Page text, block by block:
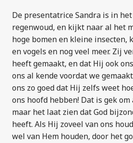
De presentatrice Sandra is in
regenwoud, en kijkt naar al het
hoge bomen en kleine insecten,
en vogels en nog veel meer. Zij
heeft gemaakt, en dat Hij ook
ons al kende voordat we
ons zo goed dat Hij zelfs weet
ons hoofd hebben! Dat is gek om
maar het laat zien dat God
heeft. Als Hij zoveel van ons
wel van Hem houden, door het